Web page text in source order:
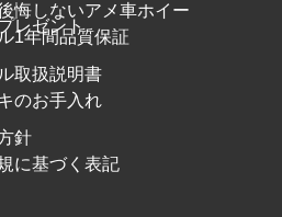
悔しないアメ車ホイー
レゼント
1年間品質保証
取扱説明書
のお手入れ
針
に基づく表記